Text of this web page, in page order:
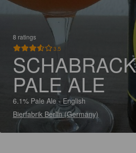
8 ratings
3.5
PALE ALE
6.1% Pale Ale - English
Bierfabrik Berlin (Germany)